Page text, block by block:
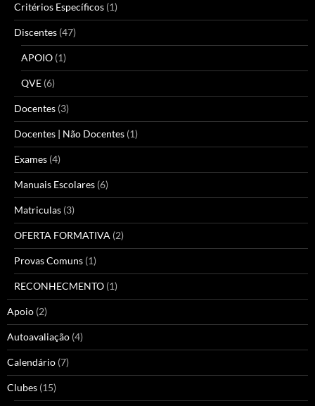
Critérios Específicos (1)
Discentes (47)
APOIO (1)
QVE (6)
Docentes (3)
Docentes | Não Docentes (1)
Exames (4)
Manuais Escolares (6)
Matriculas (3)
OFERTA FORMATIVA (2)
Provas Comuns (1)
RECONHECMENTO (1)
Apoio (2)
Autoavaliação (4)
Calendário (7)
Clubes (15)